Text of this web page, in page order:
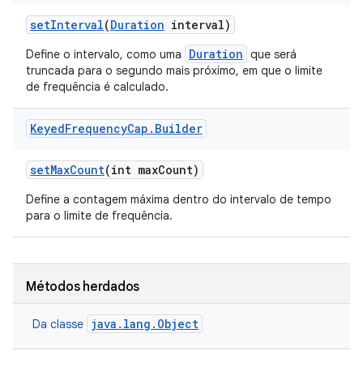
setInterval(Duration interval)
Define o intervalo, como uma Duration que será
truncada para o segundo mais próximo, em que o limite
de frequência é calculado.
KeyedFrequencyCap . Builder
setMaxCount(int maxCount)
Define a contagem máxima dentro do intervalo de tempo
para o limite de frequência.
Métodos herdados
Da classe java.lang.Object